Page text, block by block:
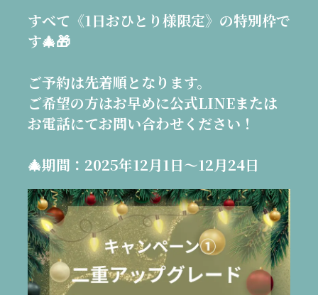
すべて《1日おひとり様限定》の特別枠で
す🎄🎁
ご予約は先着順となります。
ご希望の方はお早めに公式LINEまたは
お電話にてお問い合わせください！
🎄期間：2025年12月1日～12月24日